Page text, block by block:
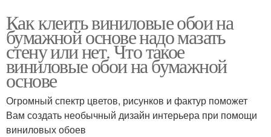
Как клеить виниловые обои на
бумажной основе надо мазать
стену или нет. Что такое
виниловые обои на бумажной
основе
Огромный спектр цветов, рисунков и фактур поможет
Вам создать необычный дизайн интерьера при помощи
виниловых обоев